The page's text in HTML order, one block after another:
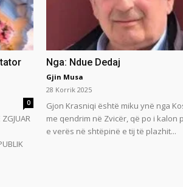
0
ZGJUAR
Nga: Ndue Dedaj
Gjin Musa
28 Korrik 2025
Gjon Krasniqi është miku ynë nga
me qendrim në Zvicër, që po i kalon
e verës në shtëpinë e tij të plazhit...